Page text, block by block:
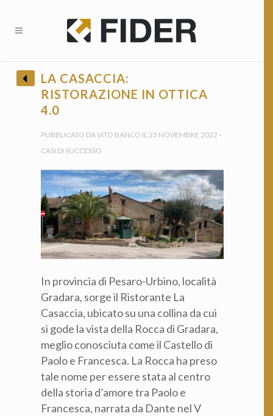
LA CASACCIA:
RISTORAZIONE IN OTTICA
4.0
PUBBLICATO DA VITO BANCO IL 25 NOVEMBRE 2022 -
CASI DI SUCCESSO
In provincia di Pesaro-Urbino, località
Gradara, sorge il Ristorante La
Casaccia, ubicato su una collina da cui
si gode la vista della Rocca di Gradara,
meglio conosciuta come il Castello di
Paolo e Francesca. La Rocca ha preso
tale nome per essere stata al centro
della storia d’amore tra Paolo e
Francesca, narrata da Dante nel V
BANDI E OPPORTUNITÀ FINANZIARIE?
• Ricevi tutti gli Aggiornamenti •
Provincia *
Categoria professionale *
Autorizzo il trattamento dei miei dati personali *
ai sensi del D.Lgs. 196/2003 e del Regolamento (UE)
2016/679 GDPRInformativa sulla Privacy